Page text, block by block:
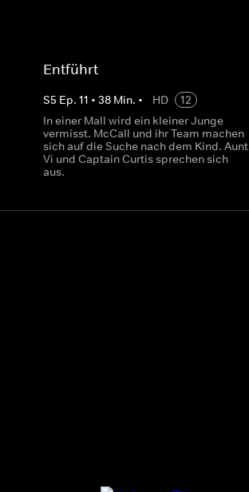
Entführt
S5 Ep. 11 • 38Min. • HD
12
In einer Mall wird ein kleiner Junge
vermisst. McCall und ihr Team machen
sich auf die Suche nach dem Kind. Aunt
Vi und Captain Curtis sprechen sich
aus.